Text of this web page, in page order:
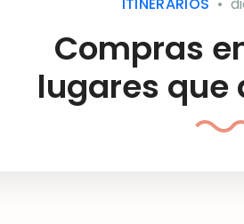
Compras
lugares que